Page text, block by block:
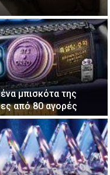
μπισκότα της
από 80 αγορές